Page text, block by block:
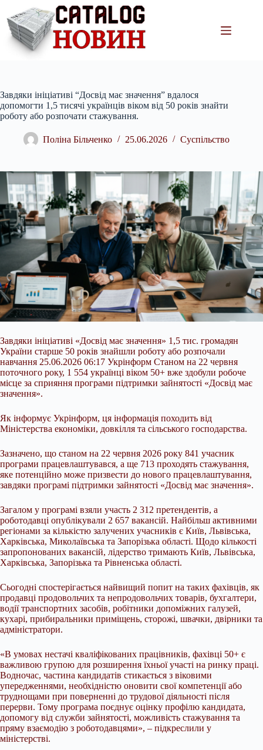
вмісту
Завдяки ініціативі “Досвід має значення” вдалося
допомогти 1,5 тисячі українців віком від 50 років знайти
роботу або розпочати стажування.
Поліна Більченко 25.06.2026 Суспільство
Завдяки ініціативі «Досвід має значення» 1,5 тис. громадян
України старше 50 років знайшли роботу або розпочали
навчання 25.06.2026 06:17 Укрінформ Станом на 22 червня
поточного року, 1 554 українці віком 50+ вже здобули робоче
місце за сприяння програми підтримки зайнятості «Досвід має
значення».
Як інформує Укрінформ, ця інформація походить від
Міністерства економіки, довкілля та сільського господарства.
Зазначено, що станом на 22 червня 2026 року 841 учасник
програми працевлаштувався, а ще 713 проходять стажування,
яке потенційно може призвести до нового працевлаштування,
завдяки програмі підтримки зайнятості «Досвід має значення».
Загалом у програмі взяли участь 2 312 претендентів, а
роботодавці опублікували 2 657 вакансій. Найбільш активними
регіонами за кількістю залучених учасників є Київ, Львівська,
Харківська, Миколаївська та Запорізька області. Щодо кількості
запропонованих вакансій, лідерство тримають Київ, Львівська,
Харківська, Запорізька та Рівненська області.
Сьогодні спостерігається найвищий попит на таких фахівців, як
продавці продовольчих та непродовольчих товарів, бухгалтери,
водії транспортних засобів, робітники допоміжних галузей,
кухарі, прибиральники приміщень, сторожі, швачки, двірники та
адміністратори.
«В умовах нестачі кваліфікованих працівників, фахівці 50+ є
важливою групою для розширення їхньої участі на ринку праці.
Водночас, частина кандидатів стикається з віковими
упередженнями, необхідністю оновити свої компетенції або
труднощами при поверненні до трудової діяльності після
перерви. Тому програма поєднує оцінку профілю кандидата,
допомогу від служби зайнятості, можливість стажування та
пряму взаємодію з роботодавцями», – підкреслили у
міністерстві.